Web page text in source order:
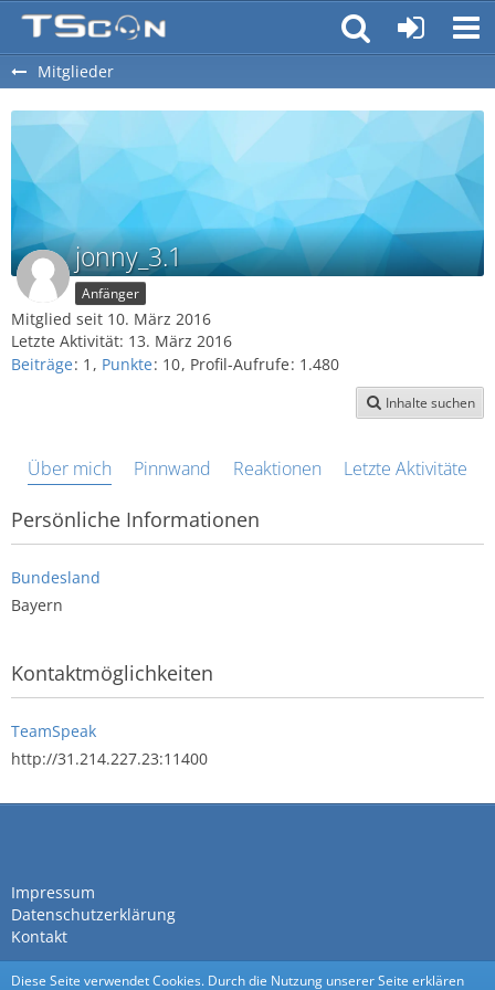
Mitglieder
jonny_3.1
Anfänger
Mitglied seit 10. März 2016
Letzte Aktivität: 13. März 2016
Beiträge 1 Punkte 10 Profil-Aufrufe 1.480
Inhalte suchen
Über mich Pinnwand Reaktionen Letzte Aktivitäten
Persönliche Informationen
Bundesland
Bayern
Kontaktmöglichkeiten
TeamSpeak
http://31.214.227.23:11400
Impressum
Datenschutzerklärung
Kontakt
Diese Seite verwendet Cookies. Durch die Nutzung unserer Seite erklären